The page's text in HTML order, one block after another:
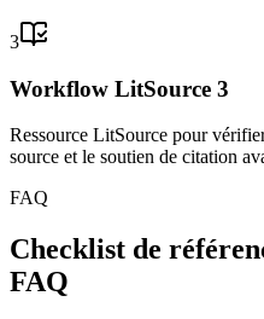
3
Workflow LitSource 3
Ressource LitSource pour
source et le soutien de citation
FAQ
Checklist de
FAQ